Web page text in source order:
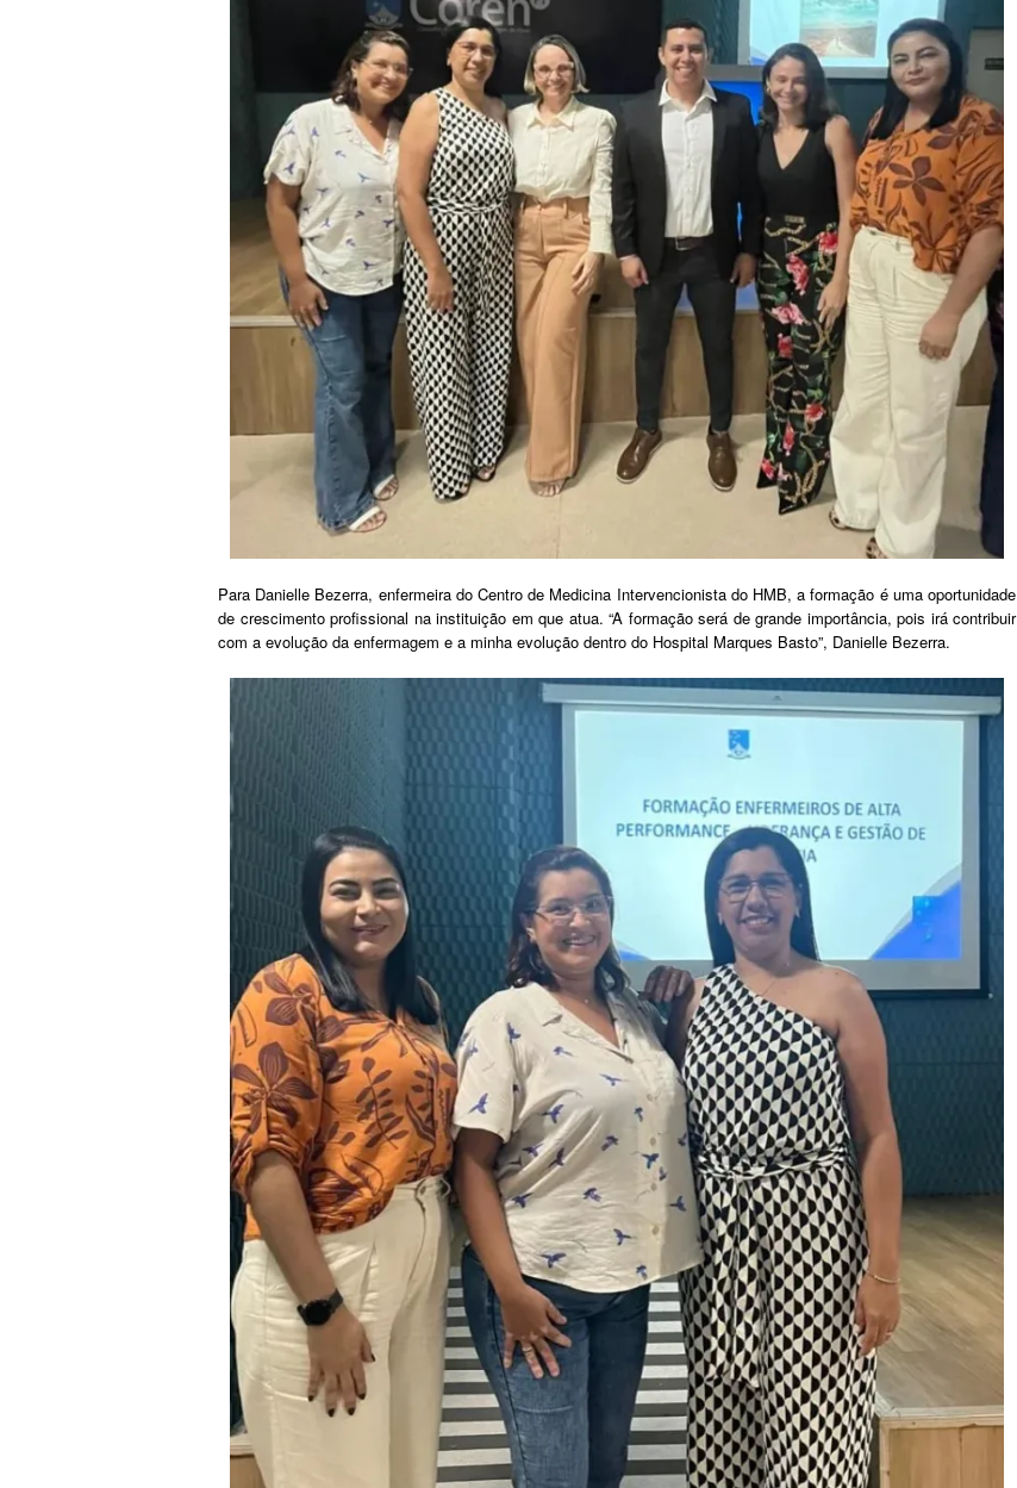
Para Danielle Bezerra, enfermeira do Centro de Medicina Intervencionista do HMB, a formação é uma oportunidade
de crescimento profissional na instituição em que atua. “A formação será de grande importância, pois irá contribuir
com a evolução da enfermagem e a minha evolução dentro do Hospital Marques Basto”, Danielle Bezerra.